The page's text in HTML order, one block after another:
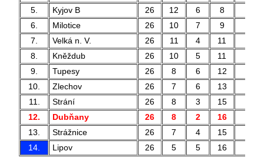
5.
Kyjov B 26 12 6 8
6.
Milotice 26 10 7 9
7.
Velká n. V. 26 11 4 11
8.
Kněždub 26 10 5 11
9.
Tupesy 26 8 6 12
10.
Zlechov 26 7 6 13
11.
Strání 26 8 3 15
12.
Dubňany 26 8 2 16
13.
Strážnice 26 7 4 15
14.
Lipov 26 5 5 16